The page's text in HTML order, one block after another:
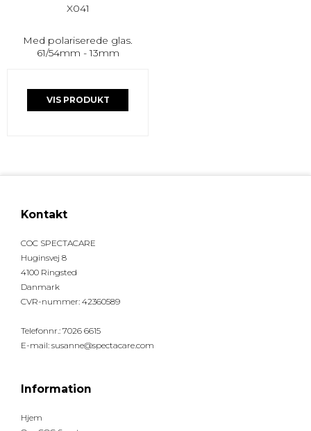
X041
Med polariserede glas.
61/54mm - 13mm
VIS PRODUKT
Kontakt
COC SPECTACARE
Huginsvej 8
4100 Ringsted
Danmark
CVR-nummer: 42360589
Telefonnr.: 7026 6615
E-mail: susanne@spectacare.com
Information
Hjem